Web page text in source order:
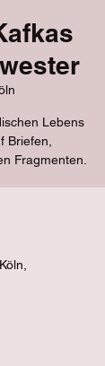
Lebens
Briefen,
Fragmenten.